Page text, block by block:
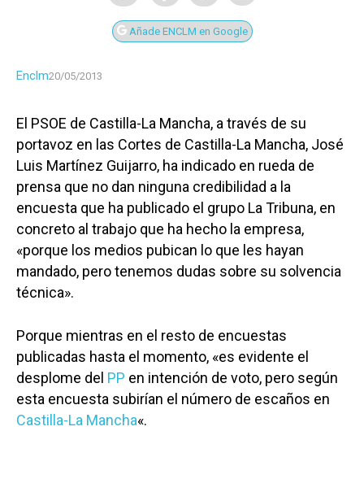
Añade ENCLM en Google
Enclm20/05/2013
El PSOE de Castilla-La Mancha, a través de su
portavoz en las Cortes de Castilla-La Mancha, José
Luis Martínez Guijarro, ha indicado en rueda de
prensa que no dan ninguna credibilidad a la
encuesta que ha publicado el grupo La Tribuna, en
concreto al trabajo que ha hecho la empresa,
«porque los medios pubican lo que les hayan
mandado, pero tenemos dudas sobre su solvencia
técnica».
Porque mientras en el resto de encuestas
publicadas hasta el momento, «es evidente el
desplome del PP en intención de voto, pero según
esta encuesta subirían el número de escaños en
Castilla-La Mancha«.